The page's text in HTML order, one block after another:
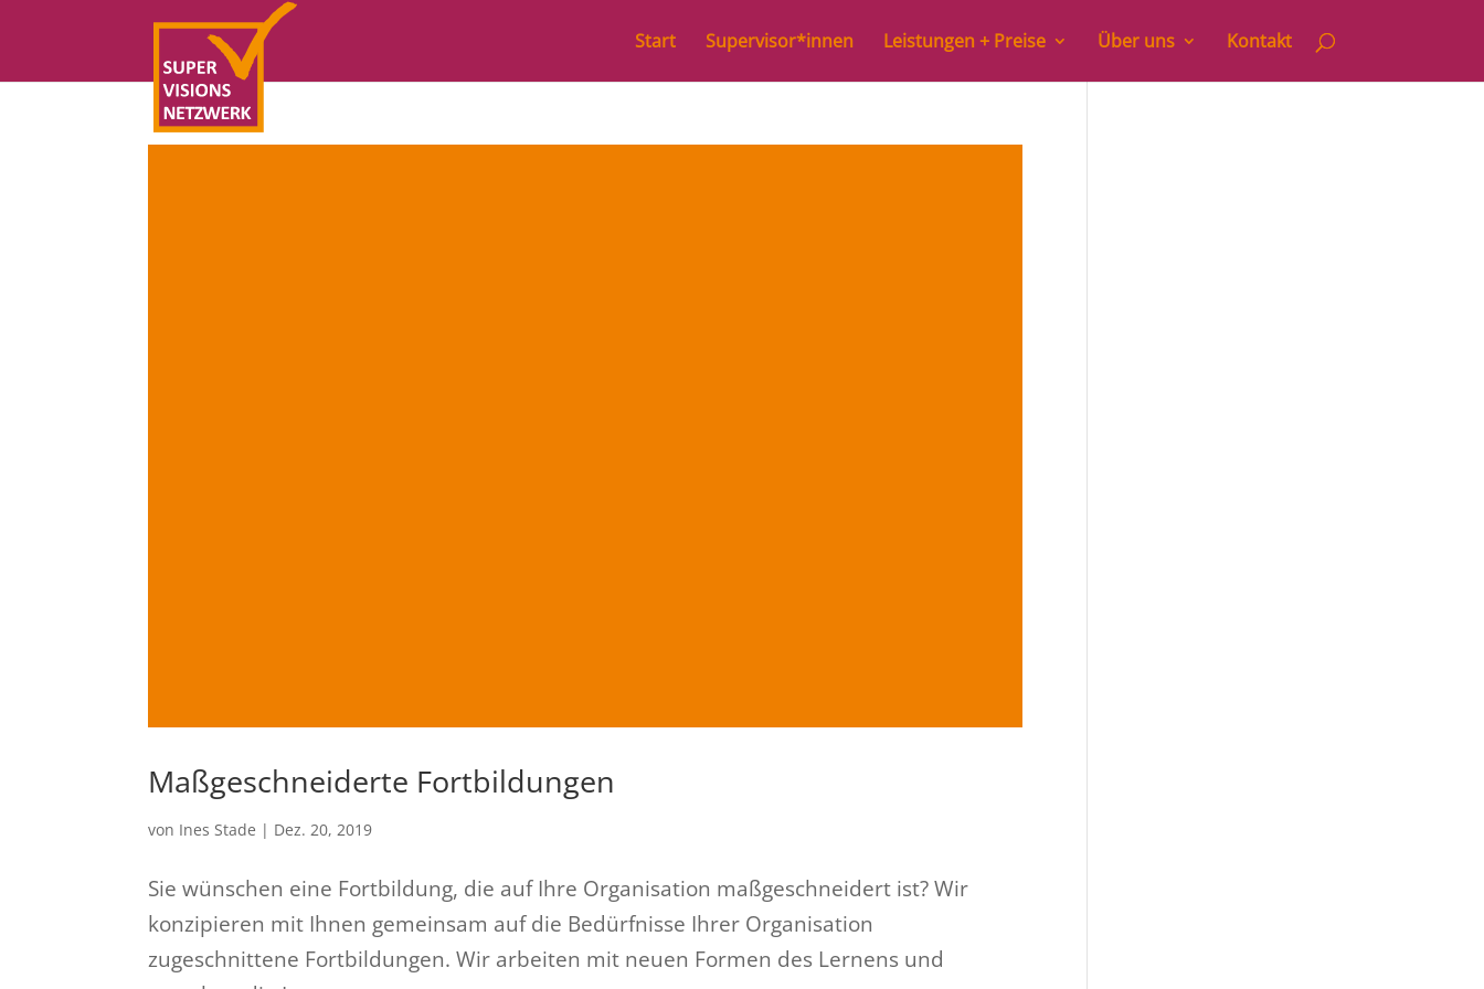
Start Supervisor*innen Leistungen + Preise Über uns Kontakt
Maßgeschneiderte Fortbildungen
von Ines Stade | Dez. 20, 2019
Sie wünschen eine Fortbildung, die auf Ihre Organisation maßgeschneidert ist? Wir
konzipieren mit Ihnen gemeinsam auf die Bedürfnisse Ihrer Organisation
zugeschnittene Fortbildungen. Wir arbeiten mit neuen Formen des Lernens und